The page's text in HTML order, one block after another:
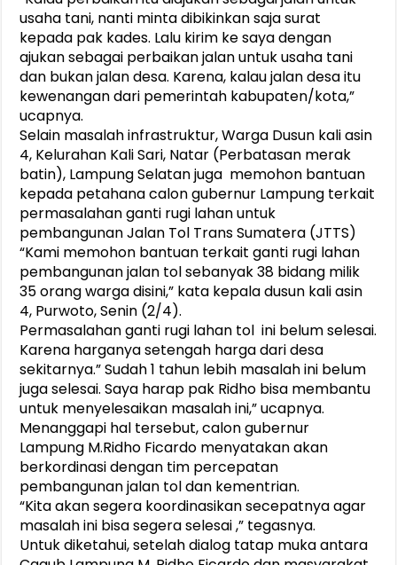
usaha tani, nanti minta dibikinkan saja surat
kepada pak kades. Lalu kirim ke saya dengan
ajukan sebagai perbaikan jalan untuk usaha tani
dan bukan jalan desa. Karena, kalau jalan desa itu
kewenangan dari pemerintah kabupaten/kota,”
ucapnya.
Selain masalah infrastruktur, Warga Dusun kali asin
4, Kelurahan Kali Sari, Natar (Perbatasan merak
batin), Lampung Selatan juga memohon bantuan
kepada petahana calon gubernur Lampung terkait
permasalahan ganti rugi lahan untuk
pembangunan Jalan Tol Trans Sumatera (JTTS)
“Kami memohon bantuan terkait ganti rugi lahan
pembangunan jalan tol sebanyak 38 bidang milik
35 orang warga disini,” kata kepala dusun kali asin
4, Purwoto, Senin (2/4).
Permasalahan ganti rugi lahan tol ini belum selesai.
Karena harganya setengah harga dari desa
sekitarnya.” Sudah 1 tahun lebih masalah ini belum
juga selesai. Saya harap pak Ridho bisa membantu
untuk menyelesaikan masalah ini,” ucapnya.
Menanggapi hal tersebut, calon gubernur
Lampung M.Ridho Ficardo menyatakan akan
berkordinasi dengan tim percepatan
pembangunan jalan tol dan kementrian.
“Kita akan segera koordinasikan secepatnya agar
masalah ini bisa segera selesai ,” tegasnya.
Untuk diketahui, setelah dialog tatap muka antara